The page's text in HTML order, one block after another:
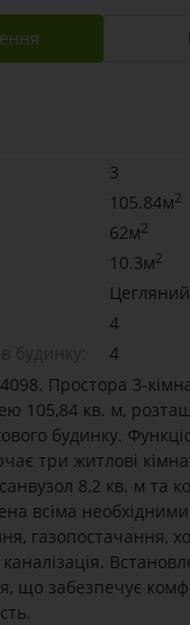
3
105.84м2
62м2
10.3м2
Цегляний
4
4
Простора 3-
105,84 кв. м,
будинку.
три житлові
8,2 кв. м та
всіма необхідними
газопостачання,
що забезпечує